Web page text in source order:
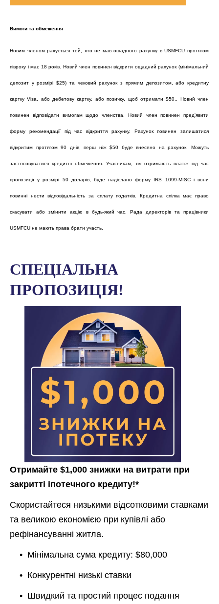
Вимоги та обмеження
Новим членом рахується той, хто не мав ощадного рахунку в USMFCU протягом
півроку і має 18 років. Новий член повинен відкрити ощадний рахунок (мінімальний
депозит у розмірі $25) та чековий рахунок з прямим депозитом, або кредитну
картку Visa, або дебетову картку, або позичку, щоб отримати $50.. Новий член
повинен відповідати вимогам щодо членства. Новий член повинен пред'явити
форму рекомендації під час відкриття рахунку. Рахунок повинен залишатися
відкритим протягом 90 днів, перш ніж $50 буде внесено на рахунок. Можуть
застосовуватися кредитні обмеження. Учасникам, які отримають платіж під час
пропозиції у розмірі 50 доларів, буде надіслано форму IRS 1099-MISC і вони
повинні нести відповідальність за сплату податків. Кредитна спілка має право
скасувати або змінити акцію в будь-який час. Рада директорів та працівники
USMFCU не мають права брати участь.
СПЕЦІАЛЬНА
ПРОПОЗИЦІЯ!
Отримайте $1,000 знижки на витрати при
закритті іпотечного кредиту!*
Скористайтеся низькими відсотковими ставками
та великою економією при купівлі або
рефінансуванні житла.
• Мінімальна сума кредиту: $80,000
• Конкурентні низькі ставки
• Швидкий та простий процес подання